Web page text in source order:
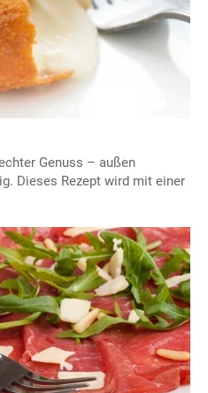
Genuss – außen
Dieses Rezept wird mit einer